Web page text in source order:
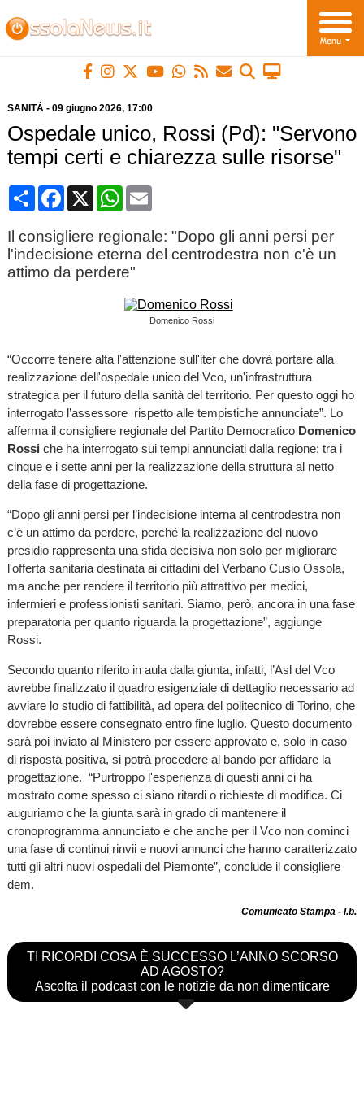
SANITÀ- 09 giugno 2026, 17:00
Ospedale unico, Rossi (Pd): "Servono
tempi certi e chiarezza sulle risorse"
CondividiFacebook
X WhatsApp
Email
Il consigliere regionale: "Dopo gli anni persi per
l'indecisione eterna del centrodestra non c'è un
attimo da perdere"
Domenico Rossi
“Occorre tenere alta l'attenzione sull'iter che dovrà portare alla
realizzazione dell'ospedale unico del Vco, un'infrastruttura
strategica per il futuro della sanità del territorio. Per questo oggi ho
interrogato l’assessore rispetto alle tempistiche annunciate”. Lo
afferma il consigliere regionale del Partito Democratico Domenico
Rossi che ha interrogato sui tempi annunciati dalla regione: tra i
cinque e i sette anni per la realizzazione della struttura al netto
della fase di progettazione.
“Dopo gli anni persi per l’indecisione interna al centrodestra non
c’è un attimo da perdere, perché la realizzazione del nuovo
presidio rappresenta una sfida decisiva non solo per migliorare
l'offerta sanitaria destinata ai cittadini del Verbano Cusio Ossola,
ma anche per rendere il territorio più attrattivo per medici,
infermieri e professionisti sanitari. Siamo, però, ancora in una fase
preparatoria per quanto riguarda la progettazione”, aggiunge
Rossi.
Secondo quanto riferito in aula dalla giunta, infatti, l’Asl del Vco
avrebbe finalizzato il quadro esigenziale di dettaglio necessario ad
avviare lo studio di fattibilità, ad opera del politecnico di Torino, che
dovrebbe essere consegnato entro fine luglio. Questo documento
sarà poi inviato al Ministero per essere approvato e, solo in caso
di risposta positiva, si potrà procedere al bando per affidare la
progettazione. “Purtroppo l'esperienza di questi anni ci ha
mostrato come spesso ci siano ritardi o richieste di modifica. Ci
auguriamo che la giunta sarà in grado di mantenere il
cronoprogramma annunciato e che anche per il Vco non cominci
una fase di continui rinvii e nuovi annunci che hanno caratterizzato
tutti gli altri nuovi ospedali del Piemonte”, conclude il consigliere
dem.
Comunicato Stampa - l.b.
TI RICORDI COSA È SUCCESSO L’ANNO SCORSO
AD AGOSTO?
Ascolta il podcast con le notizie da non dimenticare